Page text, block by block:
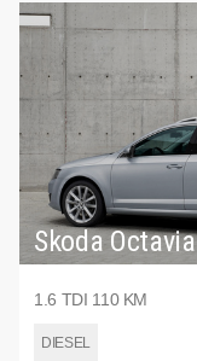
Skoda Octavia
1.6 TDI 110 KM
DIESEL